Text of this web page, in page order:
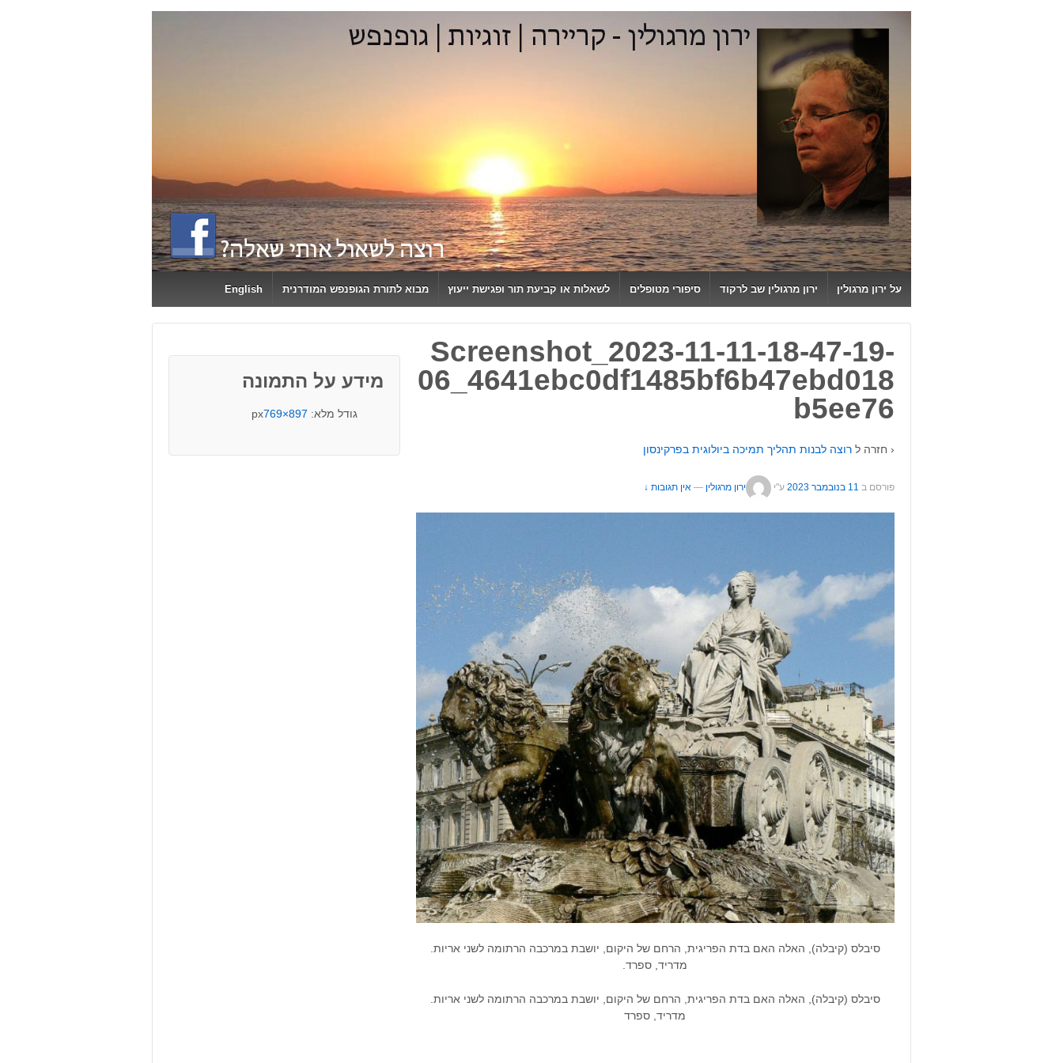
CONTENT
על ירון מרגולין ירון מרגולין שב לרקוד סיפורי מטופלים לשאלות או קביעת תור ופגישת ייעוץ מבוא לתורת הגופנפש המודרנית English
Screenshot_2023-11-11-18-47-19-
06_4641ebc0df1485bf6b47ebd018
b5ee76
‹ חזרה ל רוצה לבנות תהליך תמיכה ביולוגית בפרקינסון
פורסם ב 11 בנובמבר 2023 ע"י ירון מרגולין — אין תגובות ↓
סיבלס (קיבלה), האלה האם בדת הפריגית, הרחם של היקום, יושבת במרכבה הרתומה לשני אריות.
מדריד, ספרד.
סיבלס (קיבלה), האלה האם בדת הפריגית, הרחם של היקום, יושבת במרכבה הרתומה לשני אריות.
מדריד, ספרד
מידע על התמונה
גודל מלא: 897×769
px